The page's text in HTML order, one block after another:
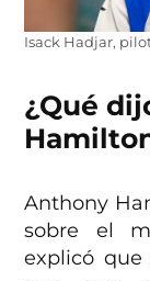
Isack Hadjar,
¿Qué
Anthony
sobre el
explicó que